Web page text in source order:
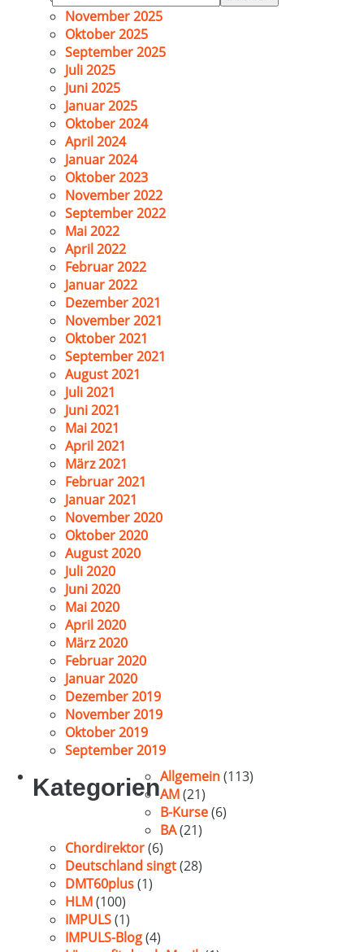
nach:
November 2025
Oktober 2025
September 2025
Juli 2025
Juni 2025
Januar 2025
Oktober 2024
April 2024
Januar 2024
Oktober 2023
November 2022
September 2022
Mai 2022
April 2022
Februar 2022
Januar 2022
Dezember 2021
November 2021
Oktober 2021
September 2021
August 2021
Juli 2021
Juni 2021
Mai 2021
April 2021
März 2021
Februar 2021
Januar 2021
November 2020
Oktober 2020
August 2020
Juli 2020
Juni 2020
Mai 2020
April 2020
März 2020
Februar 2020
Januar 2020
Dezember 2019
November 2019
Oktober 2019
September 2019
KategorienAllgemein(113)
AM(21)
B-Kurse(6)
BA(21)
Chordirektor(6)
Deutschland singt(28)
DMT60plus(1)
HLM(100)
IMPULS(1)
IMPULS-Blog(4)